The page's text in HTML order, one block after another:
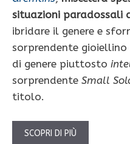
situazioni paradossali
ibridare il genere e
sorprendente gioiellino
di genere piuttosto
sorprendente Small
titolo.
SCOPRI DI PIÙ